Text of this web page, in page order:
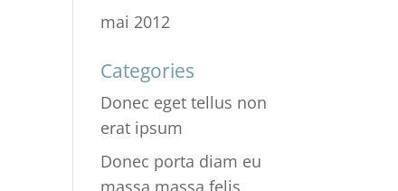
mai 2012
Categories
Donec eget tellus non
erat ipsum
Donec porta diam eu
massa massa felis